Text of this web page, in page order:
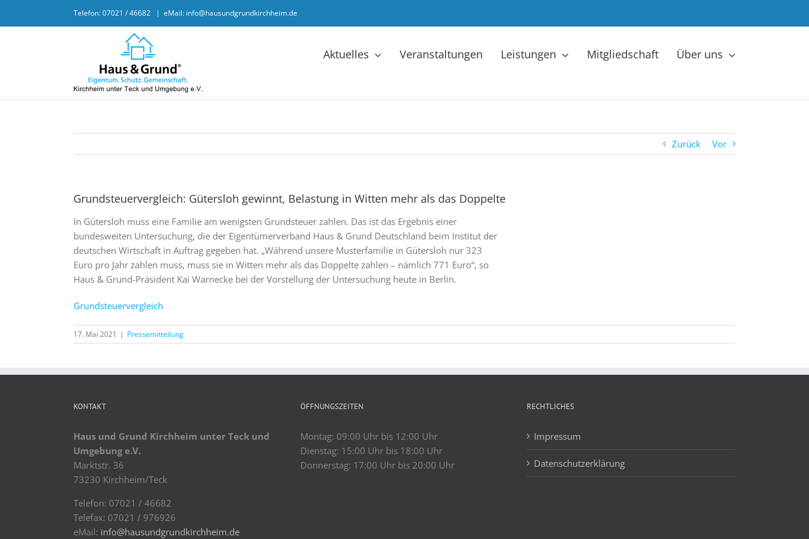
Telefon: 07021 / 46682 | eMail: info@hausundgrundkirchheim.de
Aktuelles Veranstaltungen Leistungen Mitgliedschaft Über uns
Zurück Vor
Grundsteuervergleich: Gütersloh gewinnt, Belastung in Witten mehr als das Doppelte
In Gütersloh muss eine Familie am wenigsten Grundsteuer zahlen. Das ist das Ergebnis einer
bundesweiten Untersuchung, die der Eigentümerverband Haus & Grund Deutschland beim Institut der
deutschen Wirtschaft in Auftrag gegeben hat. „Während unsere Musterfamilie in Gütersloh nur 323
Euro pro Jahr zahlen muss, muss sie in Witten mehr als das Doppelte zahlen – nämlich 771 Euro“, so
Haus & Grund-Präsident Kai Warnecke bei der Vorstellung der Untersuchung heute in Berlin.
Grundsteuervergleich
17. Mai 2021 | Pressemitteilung
KONTAKT
Haus und Grund Kirchheim unter Teck und
Umgebung e.V.
Marktstr. 36
73230 Kirchheim/Teck
Telefon: 07021 / 46682
Telefax: 07021 / 976926
eMail: info@hausundgrundkirchheim.de
ÖFFNUNGSZEITEN
Montag: 09:00 Uhr bis 12:00 Uhr
Dienstag: 15:00 Uhr bis 18:00 Uhr
Donnerstag: 17:00 Uhr bis 20:00 Uhr
RECHTLICHES
Impressum
Datenschutzerklärung